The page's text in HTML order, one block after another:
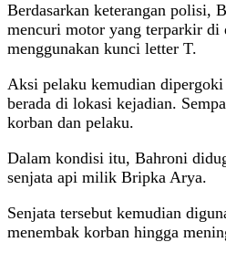
Berdasarkan keterangan polisi,
mencuri motor yang terparkir di
menggunakan kunci letter T.
Aksi pelaku kemudian
berada di lokasi kejadian.
korban dan pelaku.
Dalam kondisi itu, Bahroni
senjata api milik Bripka Arya.
Senjata tersebut kemudian
menembak korban hingga